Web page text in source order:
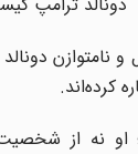
نامتوازن
کرده‌اند.
او نه از